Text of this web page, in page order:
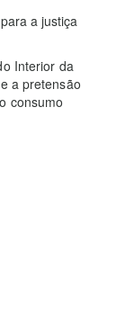
a justiça
Interior da
a pretensão
consumo